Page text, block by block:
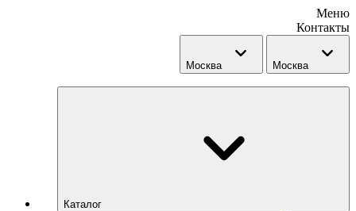
Меню
Контакты
Москва Москва
Каталог